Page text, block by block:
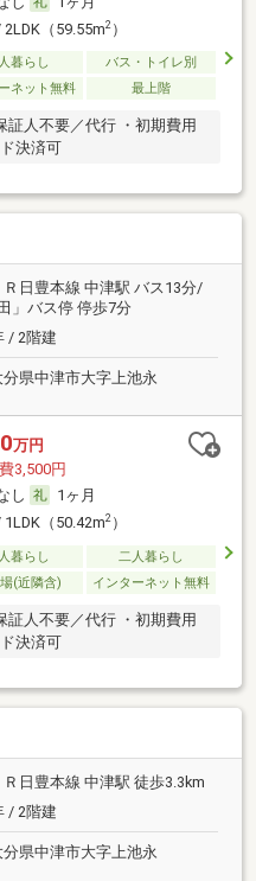
2LDK（59.55m2）
暮らし
バス・トイレ別
ネット無料 最上階
証人不要／代行 ・初期費用
決済可
Ｒ日豊本線 中津駅 バス13分/
」バス停 停歩7分
/ 2階建
分県中津市大字上池永
万円
3,500円
し
1ヶ月
1LDK（50.42m2）
暮らし
二人暮らし
(近隣含) インターネット無料
証人不要／代行 ・初期費用
決済可
Ｒ日豊本線 中津駅 徒歩3.3km
/ 2階建
分県中津市大字上池永